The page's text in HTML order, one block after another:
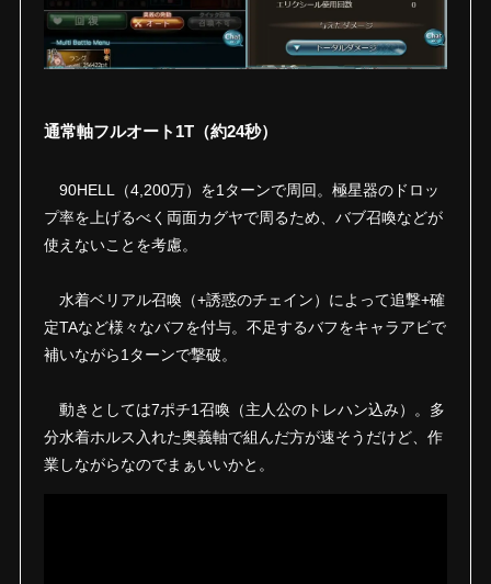
通常軸フルオート1T（約24秒）
90HELL（4,200万）を1ターンで周回。極星器のドロッ
プ率を上げるべく両面カグヤで周るため、バブ召喚などが
使えないことを考慮。
水着ベリアル召喚（+誘惑のチェイン）によって追撃+確
定TAなど様々なバフを付与。不足するバフをキャラアビで
補いながら1ターンで撃破。
動きとしては7ポチ1召喚（主人公のトレハン込み）。多
分水着ホルス入れた奥義軸で組んだ方が速そうだけど、作
業しながらなのでまぁいいかと。